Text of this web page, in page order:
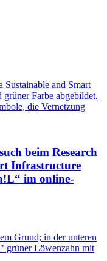
beim Research
Infrastructure
im online-